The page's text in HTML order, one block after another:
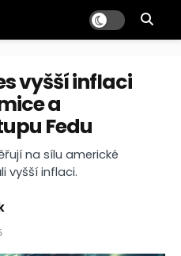
vyšší inflaci
a
Fedu
na sílu americké
vyšší inflaci.